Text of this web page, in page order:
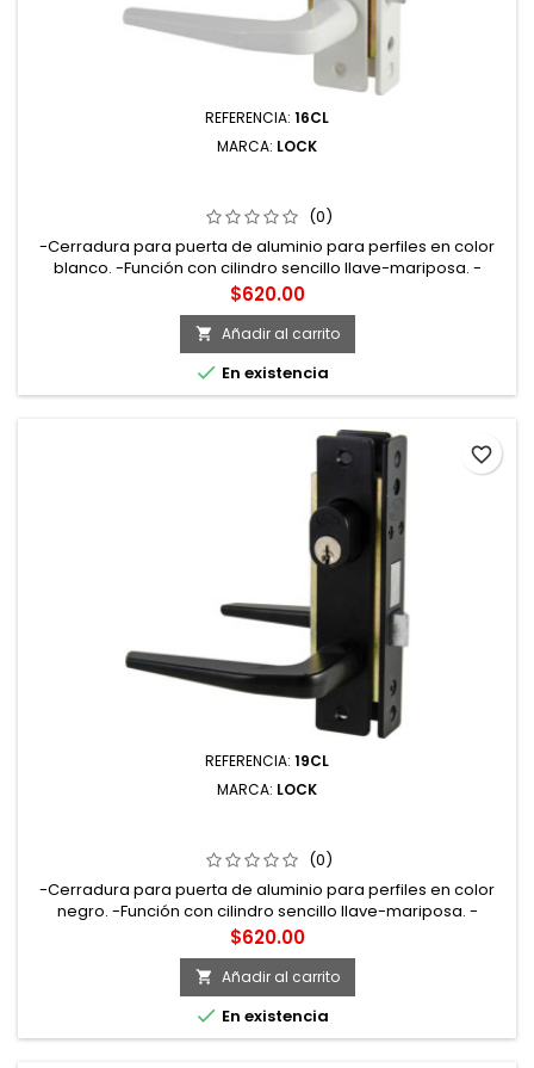
REFERENCIA: 16CL
MARCA: LOCK
(0)
-Cerradura para puerta de aluminio para perfiles en color
blanco. -Función con cilindro sencillo llave-mariposa. -
Estructura interior metálica con tratamiento de tropicalizado
que proporciona una mayor resistencia a la oxidación.
Precio
$620.00
 Añadir al carrito
 En existencia
REFERENCIA: 19CL
MARCA: LOCK
(0)
-Cerradura para puerta de aluminio para perfiles en color
negro. -Función con cilindro sencillo llave-mariposa. -
Estructura interior metálica con tratamiento de tropicalizado
que proporciona una mayor resistencia a la oxidación.
Precio
$620.00
 Añadir al carrito
 En existencia
favorite_border